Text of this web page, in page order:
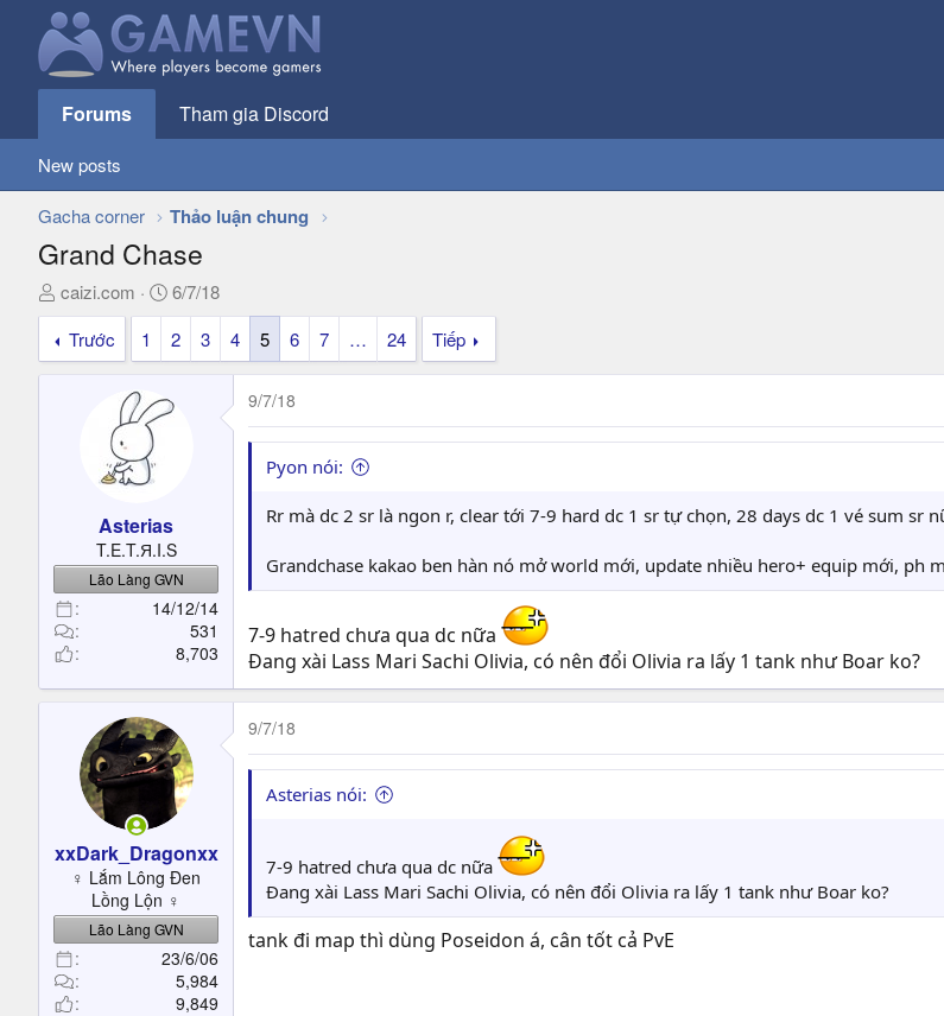
Forums Tham gia Discord
New posts
Gacha corner Thảo luận chung
Grand Chase
T
h
e
e
r
caizi.com
N
g
à
y
ử
6/7/18
Trước
1 2 3 4 5 6 7 … 24 Tiếp
Asterias
T.E.T.Я.I.S
Lão Làng GVN
14/12/14
531
8,703
9/7/18
Pyon nói:
Rr mà dc 2 sr là ngon r, clear tới 7-9 hard dc 1 sr tự chọn, 28 days dc 1 vé sum sr
Grandchase kakao ben hàn nó mở world mới, update nhiều hero+ equip mới, ph
7-9 hatred chưa qua dc nữa
Đang xài Lass Mari Sachi Olivia, có nên đổi Olivia ra lấy 1 tank như Boar ko?
xxDark_Dragonxx
♀ Lắm Lông Đen
Lồng Lộn ♀
Lão Làng GVN
23/6/06
5,984
9,849
9/7/18
Asterias nói:
7-9 hatred chưa qua dc nữa
Đang xài Lass Mari Sachi Olivia, có nên đổi Olivia ra lấy 1 tank như Boar ko?
tank đi map thì dùng Poseidon á, cân tốt cả PvE